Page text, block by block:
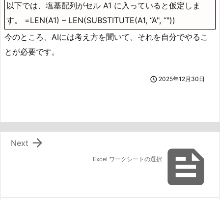
以下では、塩基配列がセル A1 に入っていると仮定しま
す。 =LEN(A1) – LEN(SUBSTITUTE(A1, “A", “"))
今のところ、AIには考え方を聞いて、それを自分でやるこ
とが必要です。
 2025年12月30日

Excel ワークシートの選択

Next